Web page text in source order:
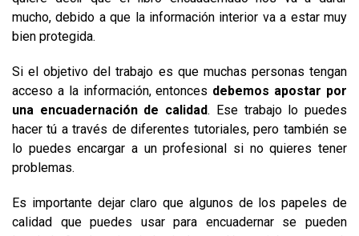
mucho, debido a que la información interior va a estar muy
bien protegida.
Si el objetivo del trabajo es que muchas personas tengan
acceso a la información, entonces debemos apostar por
una encuadernación de calidad. Ese trabajo lo puedes
hacer tú a través de diferentes tutoriales, pero también se
lo puedes encargar a un profesional si no quieres tener
problemas.
Es importante dejar claro que algunos de los papeles de
calidad que puedes usar para encuadernar se pueden